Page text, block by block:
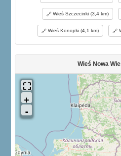
Wieś Szczecinki (3,4 km)
Wieś Konopki (4,1 km)
Wieś Nowa